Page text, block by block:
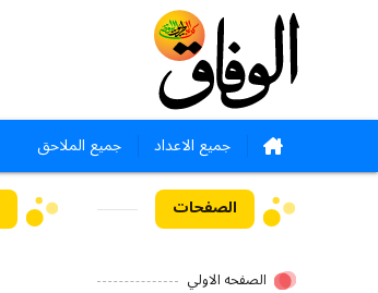
جميع الاعداد جميع الملاحق
الصفحات
الصفحه الاولي